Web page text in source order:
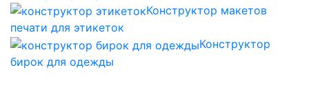
Конструктор макетов
печати для этикеток
Конструктор
бирок для одежды